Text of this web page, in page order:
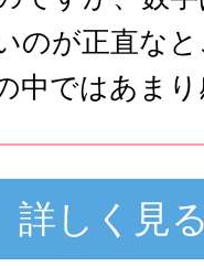
のが正直な
中ではあま
詳しく見